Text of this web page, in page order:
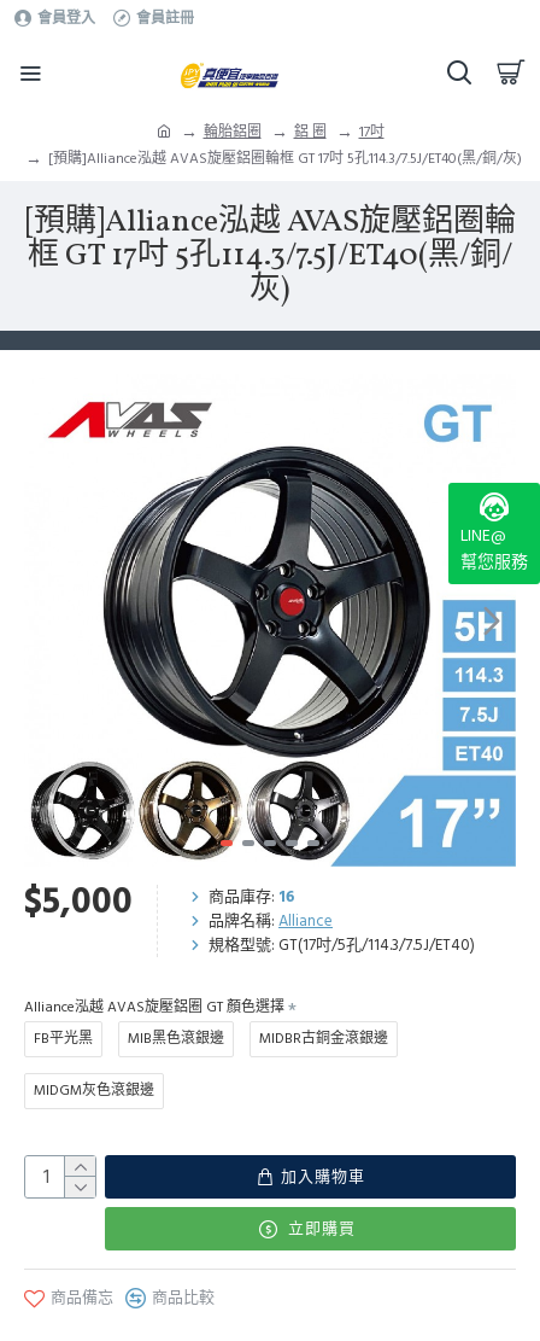
會員登入 會員註冊
輪胎鋁圈 鋁 圈
17吋
[預購]Alliance泓越 AVAS旋壓鋁圈輪框 GT 17吋 5孔114.3/7.5J/ET40(黑/銅/灰)
[預購]Alliance泓越 AVAS旋壓鋁圈輪
框 GT 17吋 5孔114.3/7.5J/ET40(黑/銅/
灰)
$5,000 商品庫存: 16
品牌名稱: Alliance
規格型號: GT(17吋/5孔/114.3/7.5J/ET40)
Alliance泓越 AVAS旋壓鋁圈 GT 顏色選擇
FB平光黑
MIB黑色滾銀邊 MIDBR古銅金滾銀邊
MIDGM灰色滾銀邊
加入購物車
立即購買
商品備忘 商品比較
LINE@
幫您服務